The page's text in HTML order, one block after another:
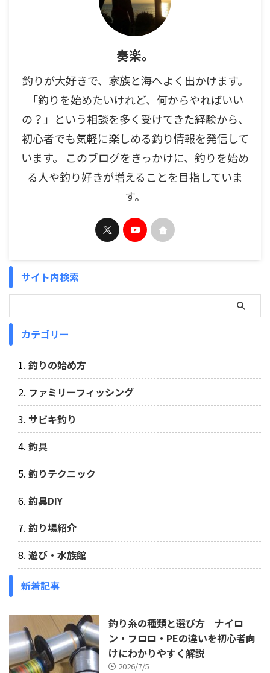
奏楽。
釣りが大好きで、家族と海へよく出かけます。
「釣りを始めたいけれど、何からやればいい
の？」という相談を多く受けてきた経験から、
初心者でも気軽に楽しめる釣り情報を発信して
います。 このブログをきっかけに、釣りを始め
る人や釣り好きが増えることを目指していま
す。
サイト内検索
カテゴリー
釣りの始め方
ファミリーフィッシング
サビキ釣り
釣具
釣りテクニック
釣具DIY
釣り場紹介
遊び・水族館
新着記事
釣り糸の種類と選び方｜ナイロ
ン・フロロ・PEの違いを初心者向
けにわかりやすく解説
2026/7/5